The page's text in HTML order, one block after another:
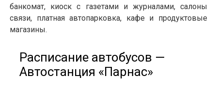
банкомат, киоск с газетами и журналами, салоны
связи, платная автопарковка, кафе и продуктовые
магазины.
Расписание автобусов —
Автостанция «Парнас»